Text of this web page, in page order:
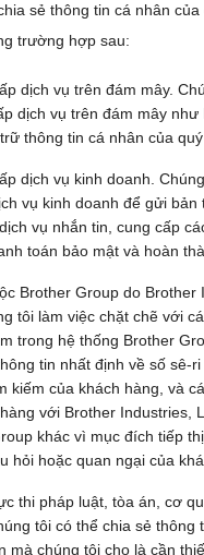
sẻ thông tin cá nhân
trường hợp sau:
dịch vụ trên đám mây.
dịch vụ trên đám mây như
thông tin cá nhân của
dịch vụ kinh doanh.
vụ kinh doanh để gửi bản
vụ nhắn tin, cung cấp
toán bảo mật và hoàn
Brother Group do Brother
tôi làm việc chặt chẽ với
trong hệ thống Brother
tin nhất định về số sê-
kiếm của khách hàng, và
với Brother Industries,
khác vì mục đích tiếp
hỏi hoặc quan ngại của
thi pháp luật, tòa án, cơ
tôi có thể chia sẻ thông
mà chúng tôi cho là cần